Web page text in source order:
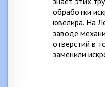
обработки
ювелира. На
заводе
отверстий в
заменили